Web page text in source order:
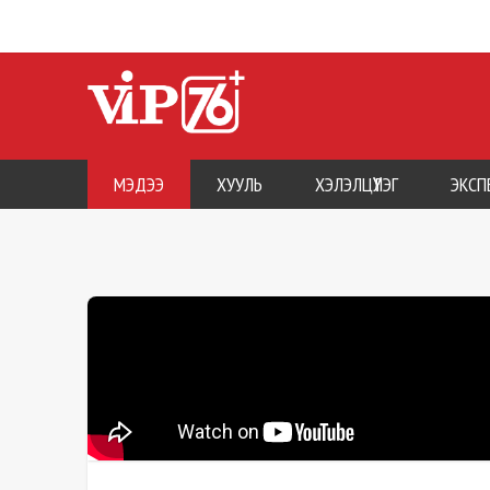
МЭДЭЭ ХУУЛЬ ХЭЛЭЛЦҮҮЛЭГ